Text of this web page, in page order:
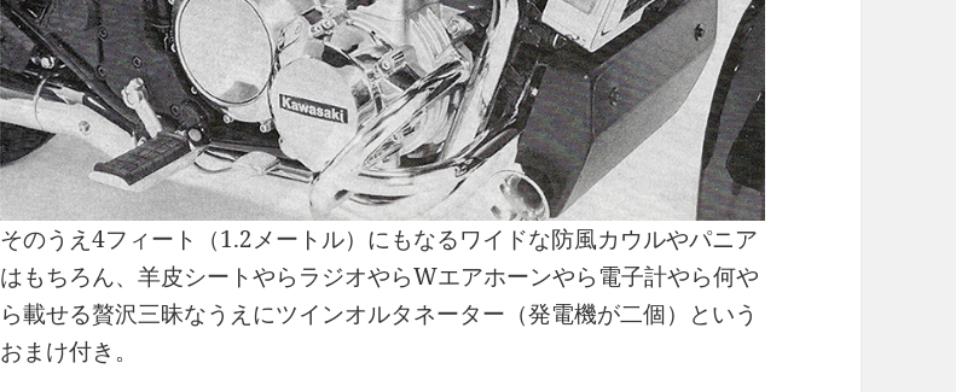
そのうえ4フィート（1.2メートル）にもなるワイドな防風カウルやパニア
はもちろん、羊皮シートやらラジオやらWエアホーンやら電子計やら何や
ら載せる贅沢三昧なうえにツインオルタネーター（発電機が二個）という
おまけ付き。